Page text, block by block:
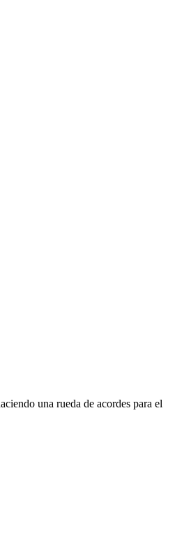
una rueda de acordes para el